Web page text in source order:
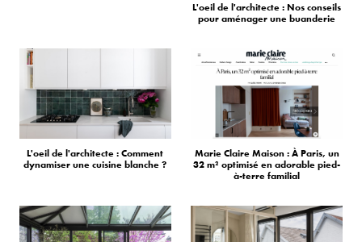
L'oeil de l'architecte : Nos conseils
pour aménager une buanderie
L'oeil de l'architecte : Comment
dynamiser une cuisine blanche ?
Marie Claire Maison : À Paris, un
32 m² optimisé en adorable pied-
à-terre familial